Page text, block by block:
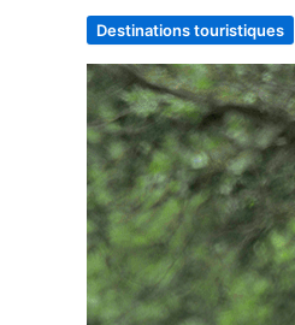
Destinations touristiques